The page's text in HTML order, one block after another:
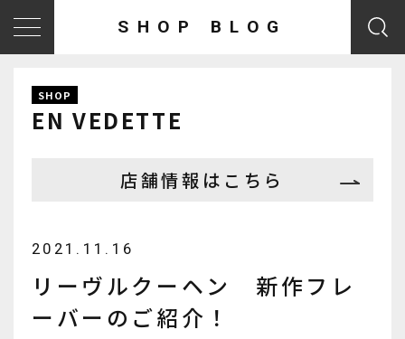
SHOP BLOG
SHOP
EN VEDETTE
店舗情報はこちら
2021.11.16
リーヴルクーヘン 新作フレ
ーバーのご紹介！